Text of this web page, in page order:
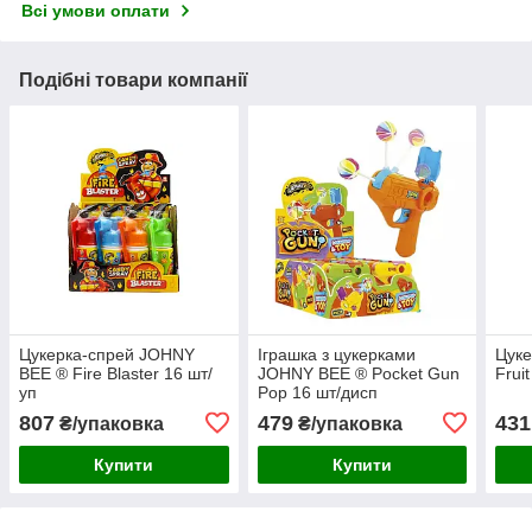
Всі умови оплати
Подібні товари компанії
Цукерка-спрей JOHNY
BEE ® Fire Blaster 16 шт/
уп
807 ₴/упаковка
Купити
Іграшка з цукерками
JOHNY BEE ® Pocket Gun
Pop 16 шт/дисп
479₴/упаковка
Купити
431